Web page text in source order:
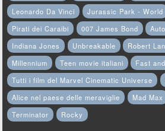
Leonardo Da Vinci
Jurassic Park - World
Pirati dei Caraibi
007 James Bond
Indiana Jones
Unbreakable Robert
Millennium
Teen movie italiani
Fast
Tutti i film del Marvel Cinematic Universe
Alice nel paese delle meraviglie
Mad Max
Terminator
Rocky